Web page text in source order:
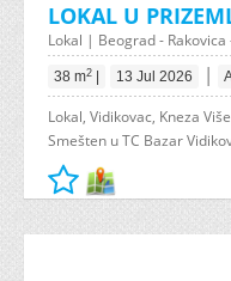
LOKAL U
Lokal | Beograd - Rakovica
38 m2 13 Jul 2026 |
Lokal, Vidikovac, Kneza
Smešten u TC Bazar